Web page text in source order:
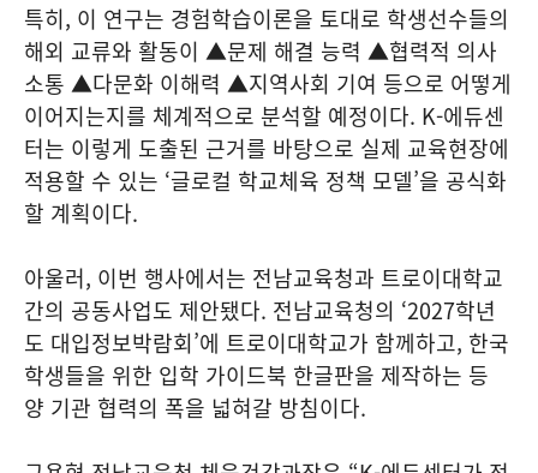
특히, 이 연구는 경험학습이론을 토대로 학생선수들의
해외 교류와 활동이 ▲문제 해결 능력 ▲협력적 의사
소통 ▲다문화 이해력 ▲지역사회 기여 등으로 어떻게
이어지는지를 체계적으로 분석할 예정이다. K-에듀센
터는 이렇게 도출된 근거를 바탕으로 실제 교육현장에
적용할 수 있는 ‘글로컬 학교체육 정책 모델’을 공식화
할 계획이다.
아울러, 이번 행사에서는 전남교육청과 트로이대학교
간의 공동사업도 제안됐다. 전남교육청의 ‘2027학년
도 대입정보박람회’에 트로이대학교가 함께하고, 한국
학생들을 위한 입학 가이드북 한글판을 제작하는 등
양 기관 협력의 폭을 넓혀갈 방침이다.